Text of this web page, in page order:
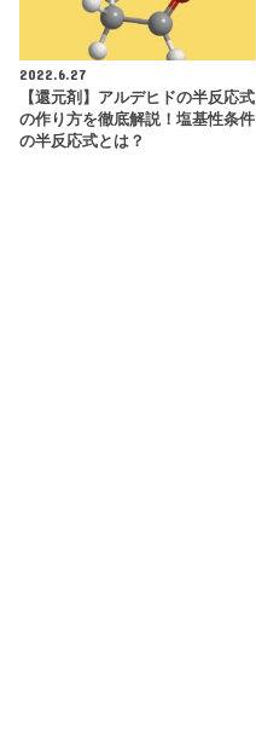
2022.6.27
【還元剤】アルデヒドの半反応式
の作り方を徹底解説！塩基性条件
の半反応式とは？